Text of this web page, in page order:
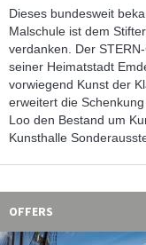
Dieses bundesweit
Malschule ist dem
verdanken. Der
seiner Heimatstadt
vorwiegend Kunst der
erweitert die
Loo den Bestand um
Kunsthalle
OFFERS